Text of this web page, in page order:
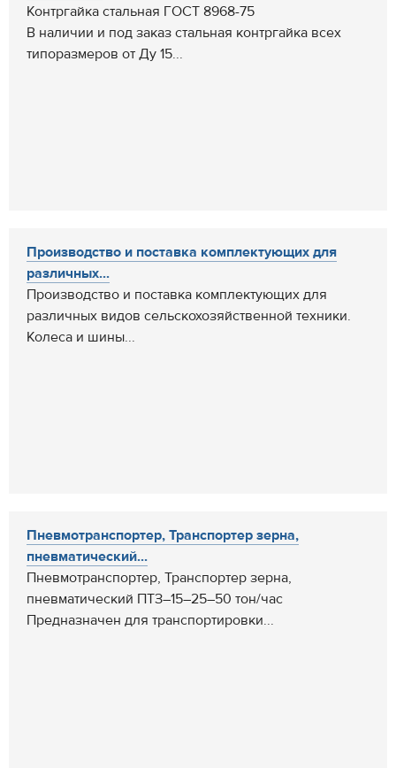
Контргайка стальная ГОСТ 8968-75
В наличии и под заказ стальная контргайка всех
типоразмеров от Ду 15...
Производство и поставка комплектующих для
различных...
Производство и поставка комплектующих для
различных видов сельскохозяйственной техники.
Колеса и шины...
Пневмотранспортер, Транспортер зерна,
пневматический...
Пневмотранспортер, Транспортер зерна,
пневматический ПТЗ–15–25–50 тон/час
Предназначен для транспортировки...